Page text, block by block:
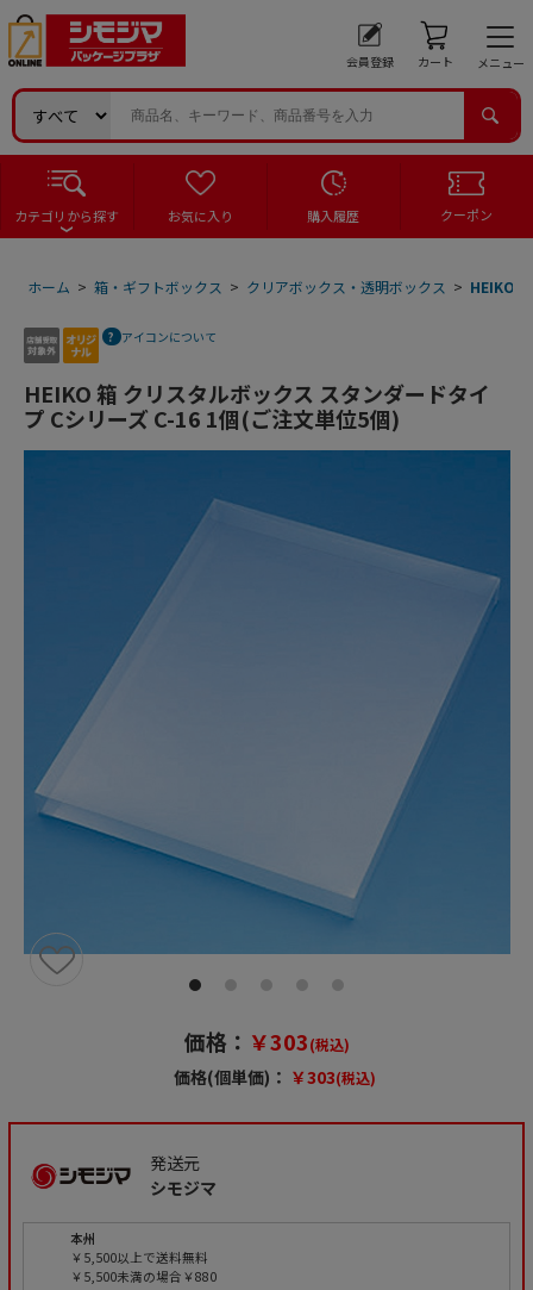
会員登録 カート メニュー
カテゴリから探す お気に入り 購入履歴 クーポン
ホーム > 箱・ギフトボックス > クリアボックス・透明ボックス > HEIKO
アイコンについて
HEIKO 箱 クリスタルボックス スタンダードタイ
プ Cシリーズ C-16 1個(ご注文単位5個)
価格： ￥303(税込)
価格(個単価)： ￥303(税込)
発送元
シモジマ
本州
￥5,500以上で送料無料
￥5,500未満の場合￥880